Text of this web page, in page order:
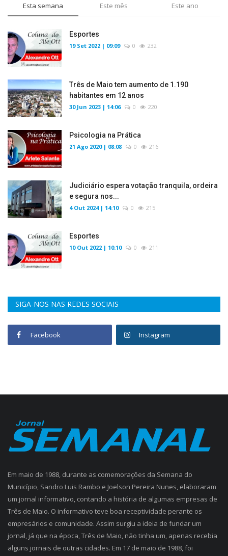
Esta semana Este mês Este ano
Esportes
19 Set 2022 | 09:09 0 232
Três de Maio tem aumento de 1.190
habitantes em 12 anos
30 Jun 2023 | 14:06 0 220
Psicologia na Prática
21 Ago 2020 | 08:08 0 216
Judiciário espera votação tranquila, ordeira
e segura nos...
4 Out 2024 | 14:10 0 215
Esportes
10 Out 2022 | 10:10 0 211
SIGA-NOS NAS REDES SOCIAIS
Facebook Instagram
Em maio de 1988, durante as comemorações da Semana do
Município, Sandro Luis Rambo e Joelson Pereira Nunes, elaboraram
um jornal informativo, contando a história de algumas empresas de
Três de Maio. O informativo teve boa receptividade perante os
empresários e comunidade. Assim surgiu a ideia de fundar um
jornal, já que na época, Três de Maio, não tinha um, apenas recebia
alguns jornais de outras cidades. Em 17 de maio de 1988, foi